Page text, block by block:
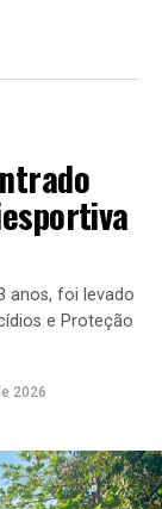
anos, foi levado
e Proteção
2026